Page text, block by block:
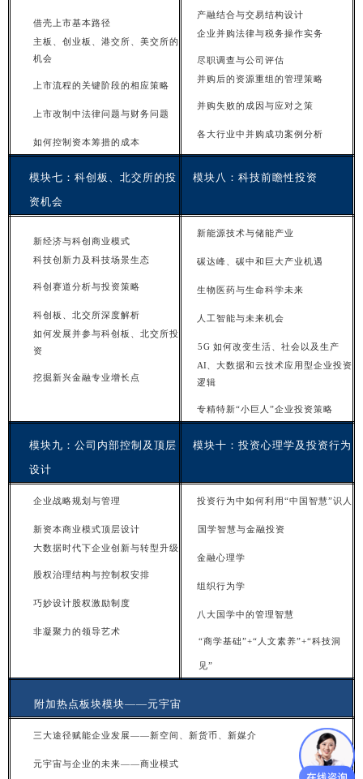
借壳上市基本路径
主板
、创业板、港交所、美交所的
机会
上市流程的关键阶段的相应策略
上市改制中法律问题与财务问题
如何控制资本筹措的成本
产融结合与交易结构设计
企业并购法律与税务操作实务
尽职调查与公司评估
并购后的资源重组的管理策略
并购失败的成因与应对之策
各大行业中并购成功案例分析
模块七：科创板、北交所的投
资机会
模块八：科技前瞻性投资
新经济与科创商业模式
科技创新力及科技场景生态
科创赛道分析与投资策略
科创板、北交所深度解析
如何发展并参与科创板、北交所投
资
挖掘新兴金融专业增长点
新能源技术与储能产业
碳达峰、碳中和巨大产业机遇
生物医药与生命科学未来
人 工智能与未来机会
5G 如何改变生活、社会以及生产
AI
大数据和云技术应用型企业投资
逻辑
专精特新“小巨人”企业投资策略
模块九：公司内部控制及顶层
设计
模块十：投资心理学及投资行为
企业战略规划与管理
新资本商业模式顶层设计
大数据时代下企业创新与转型升级
股权治理结构与控制权安排
巧妙设计股权激励制度
非凝聚力的领导艺术
投资行为中如何利用“中国智慧”识 人
国学智慧与金融投资
金融心理学
组织行为学
八大国学中的管理智慧
“商学基础”+“人文素养”+“科技洞
见”
附加热点板块模块——元宇宙
三大途径赋能企业发展——新空间、新货币、新媒介
元宇宙与企业的未来——商业模式